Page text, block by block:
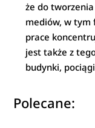
że do
mediów, w tym
prace
jest także z
budynki,
Polecane: